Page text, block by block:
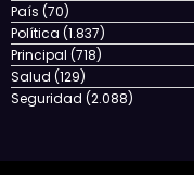
País (70)
Política (1.837)
Principal (718)
Salud (129)
Seguridad (2.088)